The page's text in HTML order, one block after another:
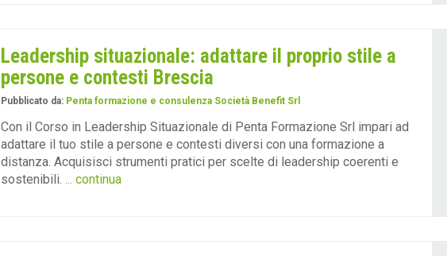
Leadership situazionale: adattare il proprio stile a
persone e contesti Brescia
Pubblicato da: Penta formazione e consulenza Società Benefit Srl
Con il Corso in Leadership Situazionale di Penta Formazione Srl impari ad
adattare il tuo stile a persone e contesti diversi con una formazione a
distanza. Acquisisci strumenti pratici per scelte di leadership coerenti e
sostenibili. ... continua